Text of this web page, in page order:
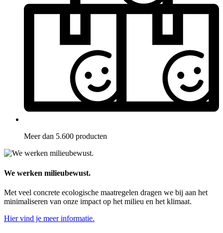
Meer dan 5.600 producten
We werken milieubewust.
Met veel concrete ecologische maatregelen dragen we bij aan het
minimaliseren van onze impact op het milieu en het klimaat.
Hier vind je meer informatie.